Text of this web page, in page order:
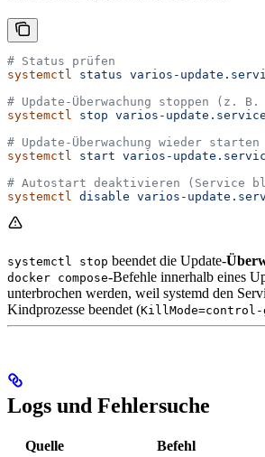
# Status prüfen
systemctl
status varios-
# Update-Überwachung stoppen (z.
systemctl
stop varios-update.service
# Update-Überwachung wieder starten
systemctl
start varios-
# Autostart deaktivieren (Service
systemctl
disable varios-
systemctl stop beendet die Update-
docker compose-Befehle innerhalb eines
unterbrochen werden, weil systemd den
Kindprozesse beendet (KillMode=control-
Logs und Fehlersuche
Quelle Befehl